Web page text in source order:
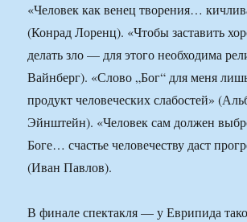
«Человек как венец творения…
(Конрад Лоренц). «Чтобы заставить
делать зло — для этого необходима
Вайнберг). «Слово „Бог“ для меня
продукт человеческих слабостей»
Эйнштейн). «Человек сам должен
Боге… счастье человечеству даст
(Иван Павлов).
В финале спектакля — у Еврипида